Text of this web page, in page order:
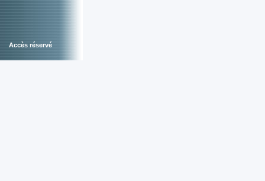
Accès réservé